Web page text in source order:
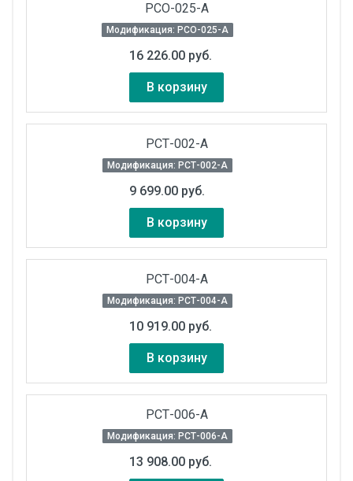
РСО-025-А
Модификация: РСО-025-А
16 226.00 руб.
В корзину
РСТ-002-А
Модификация: РСТ-002-А
9 699.00 руб.
В корзину
РСТ-004-А
Модификация: РСТ-004-А
10 919.00 руб.
В корзину
РСТ-006-А
Модификация: РСТ-006-А
13 908.00 руб.